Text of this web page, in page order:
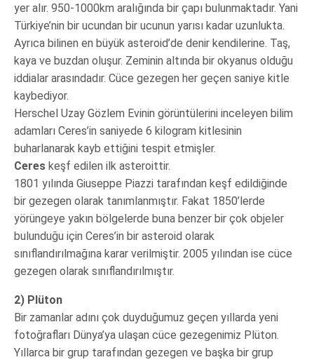
yer alır. 950-1000km aralığında bir çapı bulunmaktadır. Yani
Türkiye’nin bir ucundan bir ucunun yarısı kadar uzunlukta.
Ayrıca bilinen en büyük asteroid’de denir kendilerine. Taş,
kaya ve buzdan oluşur. Zeminin altında bir okyanus olduğu
iddialar arasındadır. Cüce gezegen her geçen saniye kitle
kaybediyor.
Herschel Uzay Gözlem Evinin görüntülerini inceleyen bilim
adamları Ceres’in saniyede 6 kilogram kitlesinin
buharlanarak kayb ettiğini tespit etmişler.
Ceres keşf edilen ilk asteroittir.
1801 yılında Giuseppe Piazzi tarafından keşf edildiğinde
bir gezegen olarak tanımlanmıştır. Fakat 1850’lerde
yörüngeye yakın bölgelerde buna benzer bir çok objeler
bulunduğu için Ceres’in bir asteroid olarak
sınıflandırılmağına karar verilmiştir. 2005 yılından ise cüce
gezegen olarak sınıflandırılmıştır.
2) Plüton
Bir zamanlar adını çok duyduğumuz geçen yıllarda yeni
fotoğrafları Dünya’ya ulaşan cüce gezegenimiz Plüton.
Yıllarca bir grup tarafından gezegen ve başka bir grup